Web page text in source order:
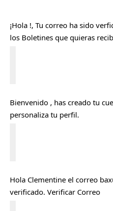
¡Hola !, Tu correo ha sido
los Boletines que quieras
r
r
Bienvenido , has creado tu
personaliza tu perfil.
r
r
Hola Clementine el correo
verificado. Verificar Correo